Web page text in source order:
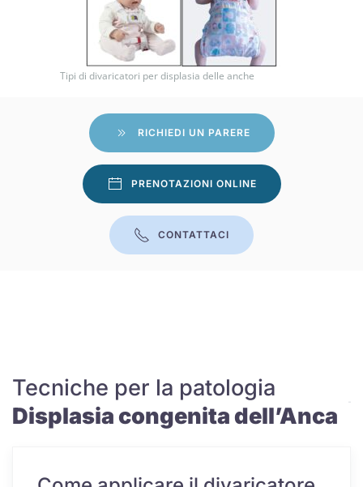
Tipi di divaricatori per displasia delle anche
RICHIEDI UN PARERE
PRENOTAZIONI ONLINE
CONTATTACI
Tecniche per la patologia
Displasia congenita dell’Anca